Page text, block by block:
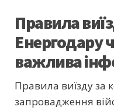
Правила
Енергодару
важлива
Правила виїзду за
запровадження